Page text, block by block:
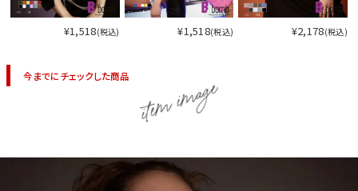
¥1,518(税込) ¥1,518(税込) ¥2,178(税込)
今までにチェックした商品 item image